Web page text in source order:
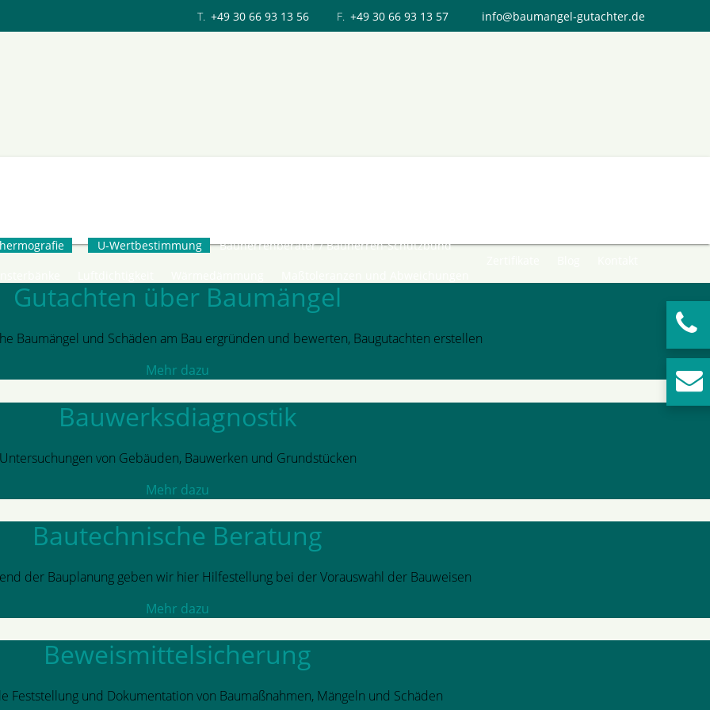
info@baumangel-gutachter.de
F. +49 30 66 93 13 57
T. +49 30 66 93 13 56
U-Wertbestimmung
Bauherrenberater / Bauherren-Schutzbund
Gutachten über Baumängel
Baumängel und Schäden am Bau ergründen und bewerten, Baugutachten erstellen
Mehr dazu
Bauwerksdiagnostik
Untersuchungen von Gebäuden, Bauwerken und Grundstücken
Mehr dazu
Bautechnische Beratung
der Bauplanung geben wir hier Hilfestellung bei der Vorauswahl der Bauweisen
Mehr dazu
Beweismittelsicherung
Feststellung und Dokumentation von Baumaßnahmen, Mängeln und Schäden